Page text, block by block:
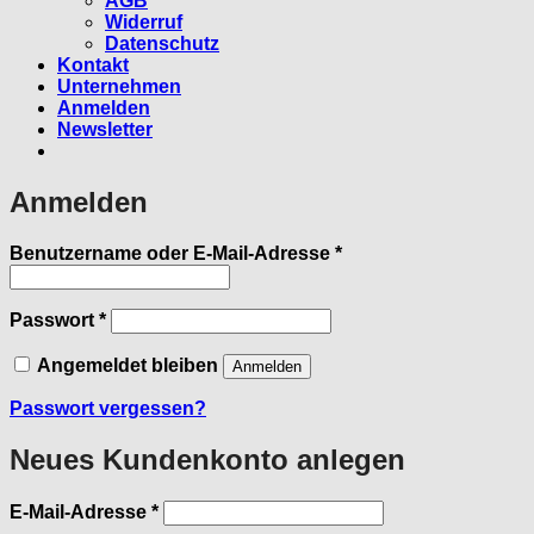
Widerruf
Datenschutz
Kontakt
Unternehmen
Anmelden
Newsletter
Anmelden
Benutzername oder E-Mail-Adresse *Erforderlich
Passwort *Erforderlich
Angemeldet bleiben Anmelden
Passwort vergessen?
Neues Kundenkonto anlegen
E-Mail-Adresse *Erforderlich